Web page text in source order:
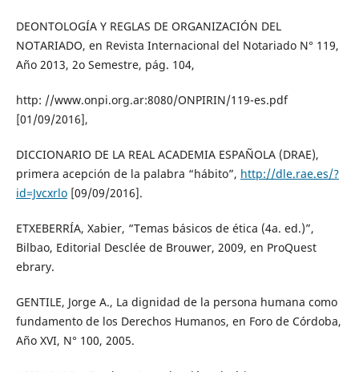
DEONTOLOGÍA Y REGLAS DE ORGANIZACIÓN DEL
NOTARIADO, en Revista Internacional del Notariado N° 119,
Año 2013, 2o Semestre, pág. 104,
http: //www.onpi.org.ar:8080/ONPIRIN/119-es.pdf
[01/09/2016],
DICCIONARIO DE LA REAL ACADEMIA ESPAÑOLA (DRAE),
primera acepción de la palabra “hábito”, http://dle.rae.es/?
id=Jvcxrlo[09/09/2016].
ETXEBERRÍA, Xabier, “Temas básicos de ética (4a. ed.)”,
Bilbao, Editorial Desclée de Brouwer, 2009, en ProQuest
ebrary.
GENTILE, Jorge A., La dignidad de la persona humana como
fundamento de los Derechos Humanos, en Foro de Córdoba,
Año XVI, N° 100, 2005.